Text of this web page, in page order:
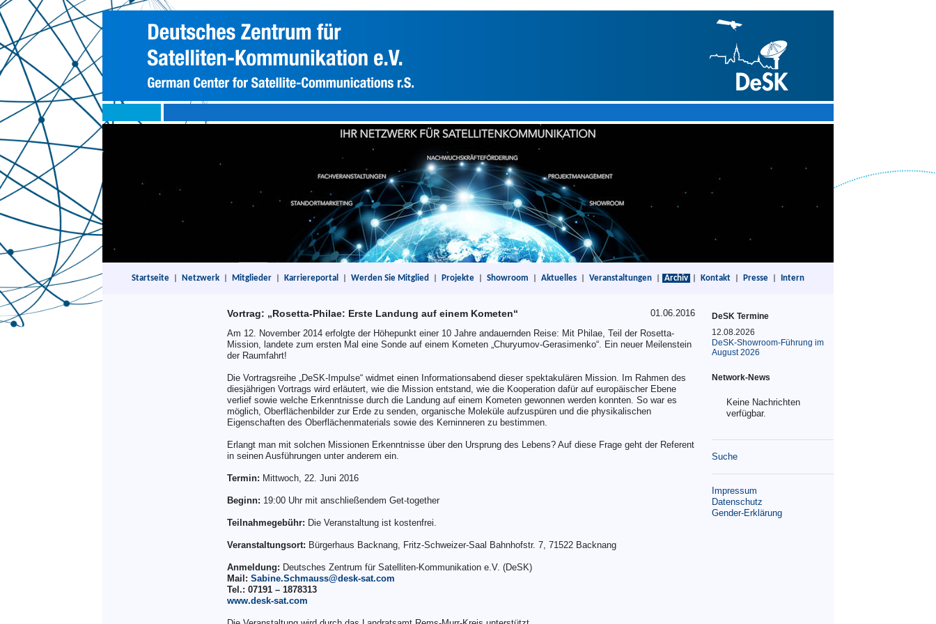
Startseite Netzwerk Mitglieder Karriereportal Werden Sie Mitglied Projekte Showroom Aktuelles Veranstaltungen Archiv Kontakt Presse Intern
Vortrag: „Rosetta-Philae: Erste Landung auf einem Kometen“
01.06.2016
Am 12. November 2014 erfolgte der Höhepunkt einer 10 Jahre andauernden Reise: Mit Philae, Teil der Rosetta-
Mission, landete zum ersten Mal eine Sonde auf einem Kometen „Churyumov-Gerasimenko“. Ein neuer Meilenstein
der Raumfahrt!
Die Vortragsreihe „DeSK-Impulse“ widmet einen Informationsabend dieser spektakulären Mission. Im Rahmen des
diesjährigen Vortrags wird erläutert, wie die Mission entstand, wie die Kooperation dafür auf europäischer Ebene
verlief sowie welche Erkenntnisse durch die Landung auf einem Kometen gewonnen werden konnten. So war es
möglich, Oberflächenbilder zur Erde zu senden, organische Moleküle aufzuspüren und die physikalischen
Eigenschaften des Oberflächenmaterials sowie des Kerninneren zu bestimmen.
Erlangt man mit solchen Missionen Erkenntnisse über den Ursprung des Lebens? Auf diese Frage geht der Referent
in seinen Ausführungen unter anderem ein.
Termin: Mittwoch, 22. Juni 2016
Beginn: 19:00 Uhr mit anschließendem Get-together
Teilnahmegebühr: Die Veranstaltung ist kostenfrei.
Veranstaltungsort: Bürgerhaus Backnang, Fritz-Schweizer-Saal Bahnhofstr. 7, 71522 Backnang
Anmeldung: Deutsches Zentrum für Satelliten-Kommunikation e.V. (DeSK)
Mail: Sabine.Schmauss@desk-sat.com
Tel.: 07191 – 1878313
www.desk-sat.com
DeSK Termine
12.08.2026
DeSK-Showroom-Führung im
August 2026
Network-News
Keine Nachrichten
verfügbar.
Suche
Impressum
Datenschutz
Gender-Erklärung